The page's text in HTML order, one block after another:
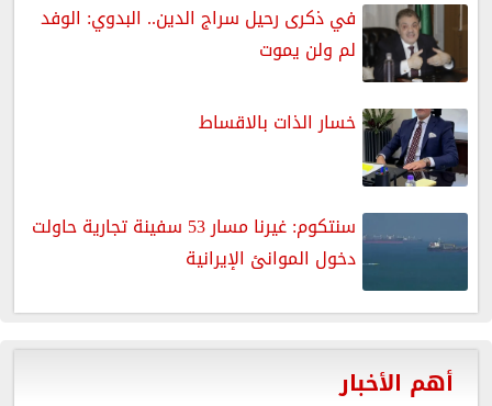
في ذكرى رحيل سراج الدين.. البدوي: الوفد
لم ولن يموت
خسار الذات بالاقساط
سنتكوم: غيرنا مسار 53 سفينة تجارية حاولت
دخول الموانئ الإيرانية
أهم الأخبار